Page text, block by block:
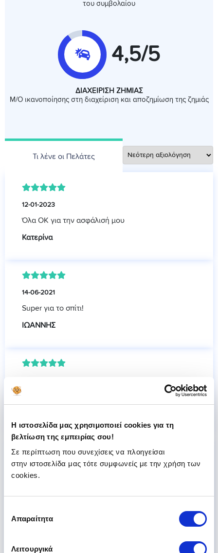
Η ιστοσελίδα μας χρησιμοποιεί cookies για τη
βελτίωση της εμπειρίας σου!
Σε περίπτωση που συνεχίσεις να πλοηγείσαι
στην ιστοσελίδα μας τότε συμφωνείς με την χρήση των
cookies.
συγκατάθεσης
Απαραίτητα
Λειτουργικά
του συμβολαίου
4,5/5
ΔΙΑΧΕΙΡΙΣΗ ΖΗΜΙΑΣ
Μ/Ο ικανοποίησης στη διαχείριση και αποζημίωση της ζημιάς
Τι λένε οι Πελάτες
12-01-2023
Όλα ΟΚ για την ασφάλισή μου
Κατερίνα
14-06-2021
Super για το σπίτι!
ΙΩΑΝΝΗΣ
Δεν ειχα καμμια ΖΗΜΙΑ τα τελευταια 20 χρόνια.
19-01-2021
εδωσε σαν μπονους στους πελατες της 1 μηνα
ασφαλιστικες , αλλά εκανε και αυξηση των